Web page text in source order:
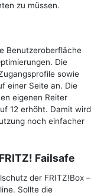
zu müssen.
Benutzeroberfläche
Die
sowie
einer Seite an. Die
eigenen Reiter
12 erhöht. Damit wird
noch einfacher
Failsafe
der FRITZ!Box –
Sollte die